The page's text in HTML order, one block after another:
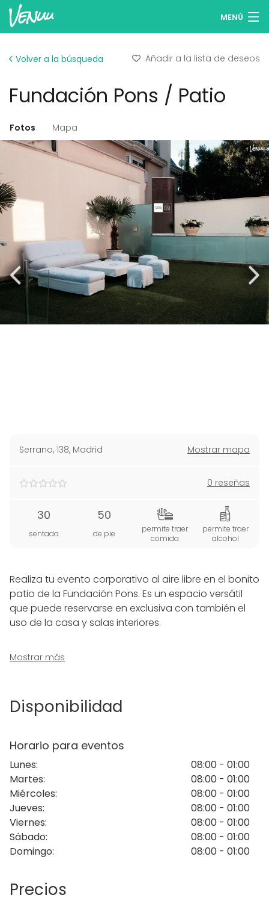
MENÚ
Iniciar sesión
Publicar tu espacio
Volver a la búsqueda Añadir a la lista de deseos
Fundación Pons / Patio
Fotos Mapa
Serrano, 138, Madrid Mostrar mapa
0 reseñas
30
sentada
50
de pie
permite traer
comida
permite traer
alcohol
Realiza tu evento corporativo al aire libre en el bonito
patio de la Fundación Pons. Es un espacio versátil
que puede reservarse en exclusiva con también el
uso de la casa y salas interiores.
Un lugar ideal para lanzamiento de productos,
presentaciones, reuniones, eventos de networking,
El patio siempre se reserva en exclusiva con los
debe alquilar todo el edificio.
La Fundación PONS abre las puertas de este lugar de
encuentro entre personas, empresas e instituciones.
Una localización donde poder realizar eventos tanto
presenciales y en streaming como en híbridos.
Este espacio puede reservarse únicamente para
eventos corporativos.
Mostrar más
Disponibilidad
Horario para eventos
Lunes:
08:00 - 01:00
Martes:
08:00 - 01:00
Miércoles:
08:00 - 01:00
Jueves:
08:00 - 01:00
Viernes:
08:00 - 01:00
Sábado:
08:00 - 01:00
Domingo: 08:00 - 01:00
Precios